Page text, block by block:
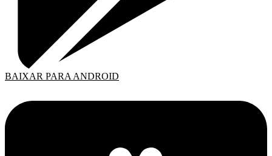
BAIXAR PARA ANDROID